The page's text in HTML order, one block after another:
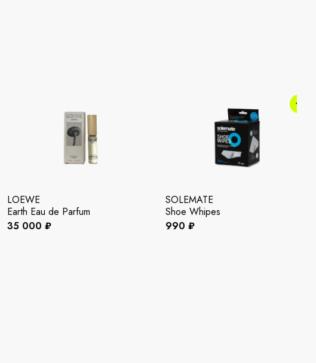
LOEWE
Earth Eau de Parfum
35 000 ₽
SOLEMATE
Shoe Whipes
990 ₽